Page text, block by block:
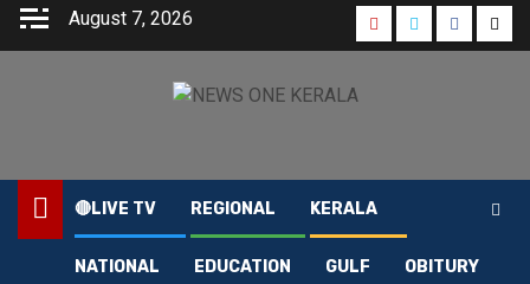
Skip
August 7, 2026 YoutubeInstagramFacebook
🔴LIVE TV REGIONAL KERALA
NATIONAL EDUCATION GULF OBITURY
2021 May
24